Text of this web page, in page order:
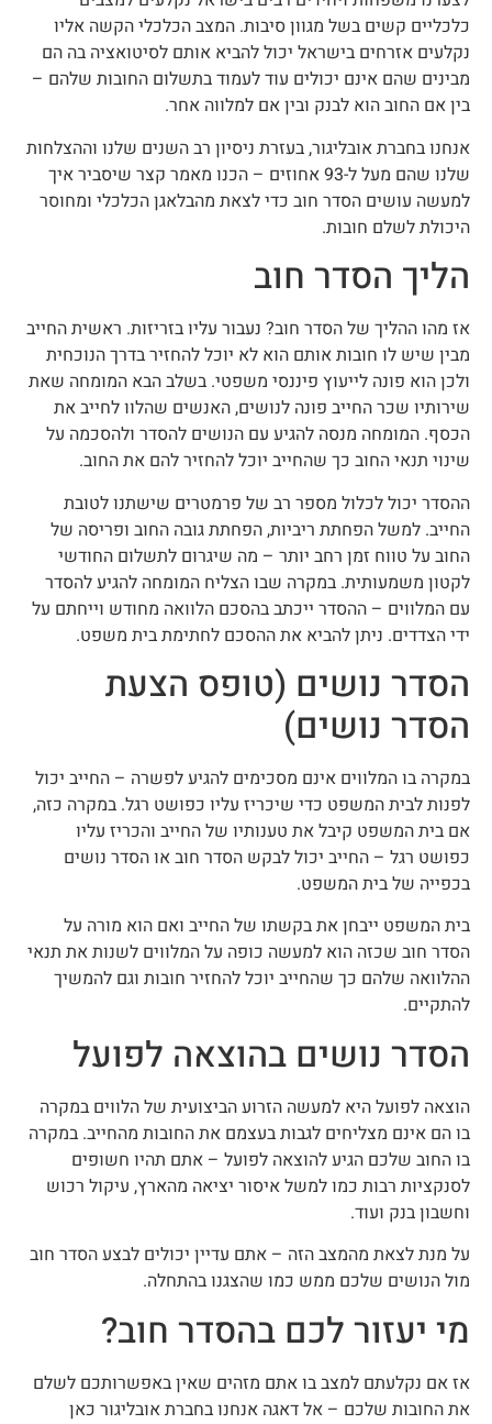
כלכליים קשים בשל מגוון סיבות. המצב הכלכלי הקשה אליו
נקלעים אזרחים בישראל יכול להביא אותם לסיטואציה בה הם
מבינים שהם אינם יכולים עוד לעמוד בתשלום החובות שלהם –
בין אם החוב הוא לבנק ובין אם למלווה אחר.
אנחנו בחברת אובליגור, בעזרת ניסיון רב השנים שלנו וההצלחות
שלנו שהם מעל ל-93 אחוזים – הכנו מאמר קצר שיסביר איך
למעשה עושים הסדר חוב כדי לצאת מהבלאגן הכלכלי ומחוסר
היכולת לשלם חובות.
הליך הסדר חוב
אז מהו ההליך של הסדר חוב? נעבור עליו בזריזות. ראשית החייב
מבין שיש לו חובות אותם הוא לא יוכל להחזיר בדרך הנוכחית
ולכן הוא פונה לייעוץ פיננסי משפטי. בשלב הבא המומחה שאת
שירותיו שכר החייב פונה לנושים, האנשים שהלוו לחייב את
הכסף. המומחה מנסה להגיע עם הנושים להסדר ולהסכמה על
שינוי תנאי החוב כך שהחייב יוכל להחזיר להם את החוב.
ההסדר יכול לכלול מספר רב של פרמטרים שישתנו לטובת
החייב. למשל הפחתת ריביות, הפחתת גובה החוב ופריסה של
החוב על טווח זמן רחב יותר – מה שיגרום לתשלום החודשי
לקטון משמעותית. במקרה שבו הצליח המומחה להגיע להסדר
עם המלווים – ההסדר ייכתב בהסכם הלוואה מחודש וייחתם על
ידי הצדדים. ניתן להביא את ההסכם לחתימת בית משפט.
הסדר נושים (טופס הצעת
הסדר נושים)
במקרה בו המלווים אינם מסכימים להגיע לפשרה – החייב יכול
לפנות לבית המשפט כדי שיכריז עליו כפושט רגל. במקרה כזה,
אם בית המשפט קיבל את טענותיו של החייב והכריז עליו
כפושט רגל – החייב יכול לבקש הסדר חוב או הסדר נושים
בכפייה של בית המשפט.
בית המשפט ייבחן את בקשתו של החייב ואם הוא מורה על
הסדר חוב שכזה הוא למעשה כופה על המלווים לשנות את תנאי
ההלוואה שלהם כך שהחייב יוכל להחזיר חובות וגם להמשיך
להתקיים.
הסדר נושים בהוצאה לפועל
הוצאה לפועל היא למעשה הזרוע הביצועית של הלווים במקרה
בו הם אינם מצליחים לגבות בעצמם את החובות מהחייב. במקרה
בו החוב שלכם הגיע להוצאה לפועל – אתם תהיו חשופים
לסנקציות רבות כמו למשל איסור יציאה מהארץ, עיקול רכוש
וחשבון בנק ועוד.
על מנת לצאת מהמצב הזה – אתם עדיין יכולים לבצע הסדר חוב
מול הנושים שלכם ממש כמו שהצגנו בהתחלה.
מי יעזור לכם בהסדר חוב?
אז אם נקלעתם למצב בו אתם מזהים שאין באפשרותכם לשלם
את החובות שלכם – אל דאגה אנחנו בחברת אובליגור כאן